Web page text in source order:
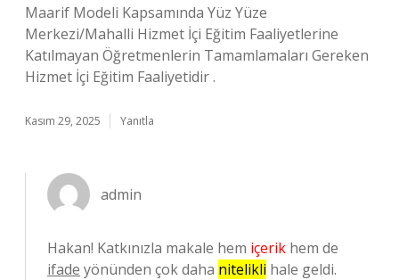
Maarif Modeli Kapsamında Yüz Yüze
Merkezi/Mahalli Hizmet İçi Eğitim Faaliyetlerine
Katılmayan Öğretmenlerin Tamamlamaları Gereken
Hizmet İçi Eğitim Faaliyetidir .
Kasım 29, 2025 Yanıtla
admin
Hakan! Katkınızla makale hem içerik hem de
ifade yönünden çok daha nitelikli hale geldi.